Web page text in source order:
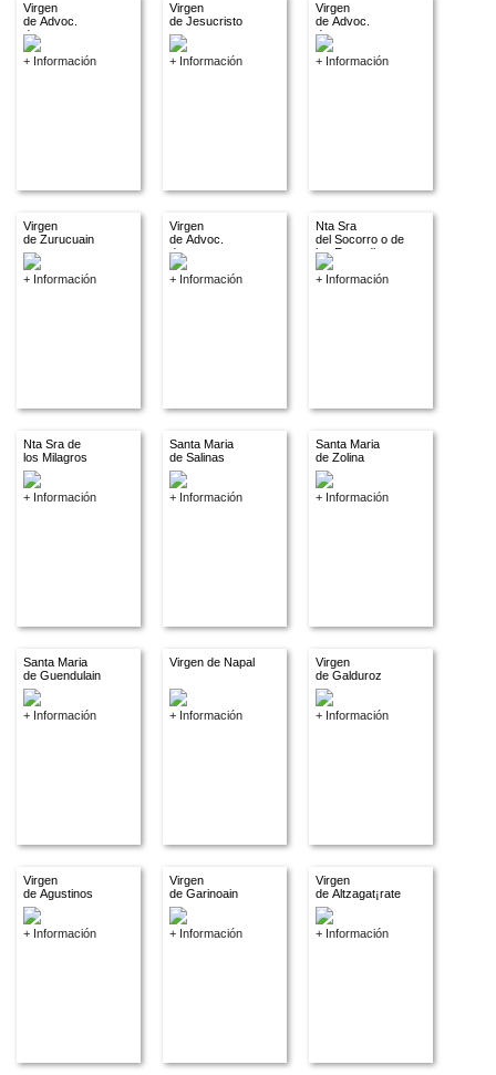
Virgen
de Advoc.
descon.
+ Información
Virgen
de Jesucristo
+ Información
Virgen
de Advoc.
descon.
+ Información
Virgen
de Zurucuain
+ Información
Virgen
de Advoc.
descon.
+ Información
Nta Sra
del Socorro o de
los Remedios
+ Información
Nta Sra de
los Milagros
+ Información
Santa Maria
de Salinas
+ Información
Santa Maria
de Zolina
+ Información
Santa Maria
de Guendulain
+ Información
Virgen de Napal
+ Información
Virgen
de Galduroz
+ Información
Virgen
de Agustinos
+ Información
Virgen
de Garinoain
+ Información
Virgen
de Altzagat¡rate
+ Información